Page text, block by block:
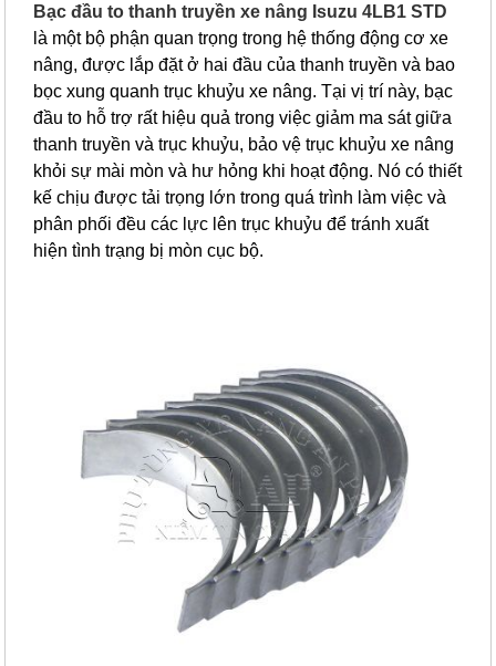
Bạc đầu to thanh truyền xe nâng Isuzu 4LB1 STD
là một bộ phận quan trọng trong hệ thống động cơ xe
nâng, được lắp đặt ở hai đầu của thanh truyền và bao
bọc xung quanh trục khuỷu xe nâng. Tại vị trí này, bạc
đầu to hỗ trợ rất hiệu quả trong việc giảm ma sát giữa
thanh truyền và trục khuỷu, bảo vệ trục khuỷu xe nâng
khỏi sự mài mòn và hư hỏng khi hoạt động. Nó có thiết
kế chịu được tải trọng lớn trong quá trình làm việc và
phân phối đều các lực lên trục khuỷu để tránh xuất
hiện tình trạng bị mòn cục bộ.